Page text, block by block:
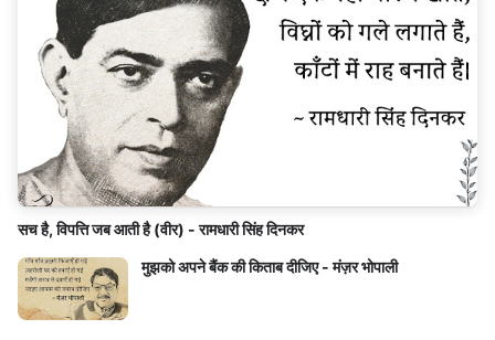
सच है, विपत्ति जब आती है (वीर) - रामधारी सिंह दिनकर
मुझको अपने बैंक की किताब दीजिए - मंज़र भोपाली